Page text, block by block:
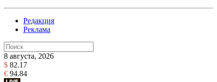
Редакция
Реклама
8 августа, 2026
$ 82.17
€ 94.84